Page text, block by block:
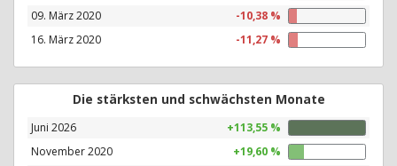
09. März 2020
-10,38 %
16. März 2020
-11,27 %
Die stärksten und schwächsten Monate
Juni 2026
+113,55 %
November 2020
+19,60 %